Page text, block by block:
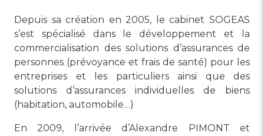
Depuis sa création en 2005, le cabinet SOGEAS
s’est spécialisé dans le développement et la
commercialisation des solutions d’assurances de
personnes (prévoyance et frais de santé) pour les
entreprises et les particuliers ainsi que des
solutions d’assurances individuelles de biens
(habitation, automobile…)
En 2009, l’arrivée d’Alexandre PIMONT et